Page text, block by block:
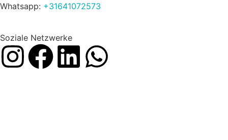
Whatsapp: +31641072573
Soziale Netzwerke